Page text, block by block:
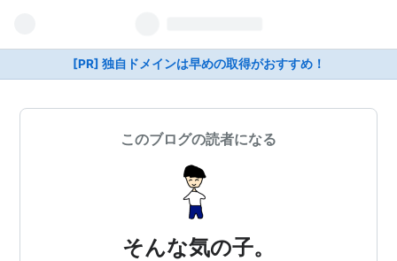
[PR] 独自ドメインは早めの取得がおすすめ！
このブログの読者になる
そんな気の子。